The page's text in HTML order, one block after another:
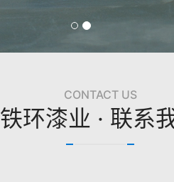
CONTACT US
铁环漆业 · 联系